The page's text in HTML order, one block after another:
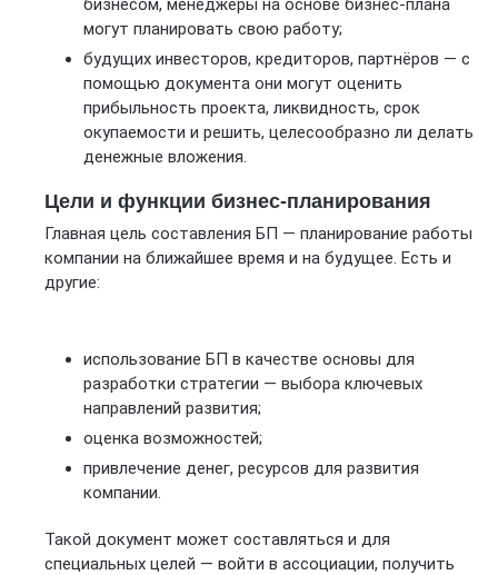
бизнесом, менеджеры на основе бизнес-плана
могут планировать свою работу;
будущих инвесторов, кредиторов, партнёров — с
помощью документа они могут оценить
прибыльность проекта, ликвидность, срок
окупаемости и решить, целесообразно ли делать
денежные вложения.
Цели и функции бизнес-планирования
Главная цель составления БП — планирование работы
компании на ближайшее время и на будущее. Есть и
другие:
использование БП в качестве основы для
разработки стратегии — выбора ключевых
направлений развития;
оценка возможностей;
привлечение денег, ресурсов для развития
компании.
Такой документ может составляться и для
специальных целей — войти в ассоциации, получить